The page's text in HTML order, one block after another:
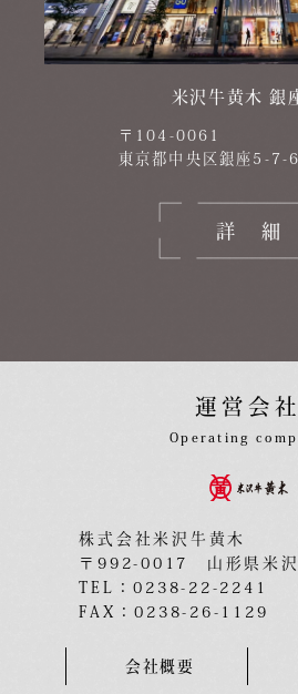
米沢牛黄木 銀
〒104-0061
東京都中央区銀座5-
詳細
運営会社
Operating
株式会社米沢牛黄木
〒992-0017 山形県米沢
TEL：0238-22-2241
FAX：0238-26-1129
会社概要